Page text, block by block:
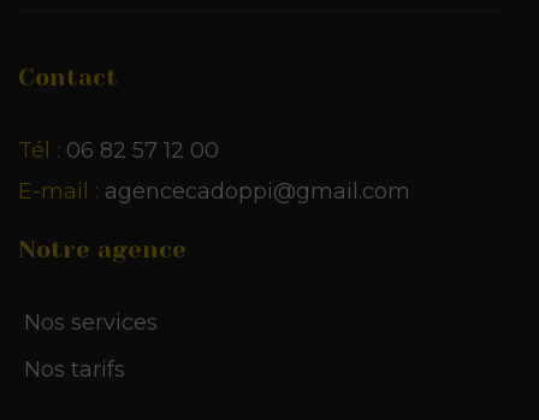
Contact
Tél : 06 82 57 12 00
E-mail : agencecadoppi@gmail.com
Notre agence
Nos services
Nos tarifs